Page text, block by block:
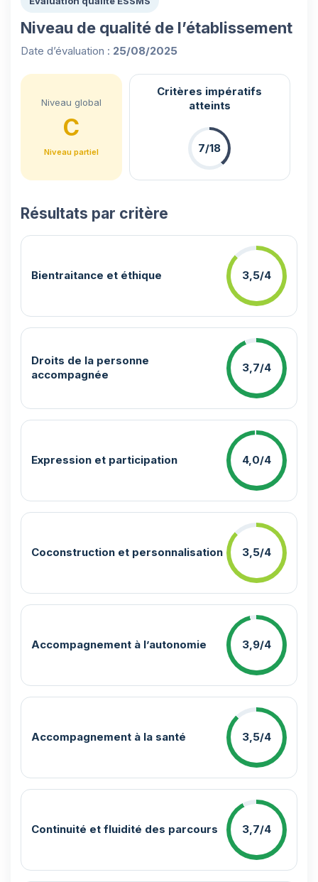
Niveau de qualité de l’établissement
Date d’évaluation : 25/08/2025
Niveau global
C
Niveau partiel
Critères impératifs
atteints
7/18
Résultats par critère
Bientraitance et éthique 3,5/4
Droits de la personne
accompagnée
3,7/4
Expression et participation 4,0/4
Coconstruction et personnalisation 3,5/4
Accompagnement à l’autonomie 3,9/4
Accompagnement à la santé 3,5/4
Continuité et fluidité des parcours 3,7/4